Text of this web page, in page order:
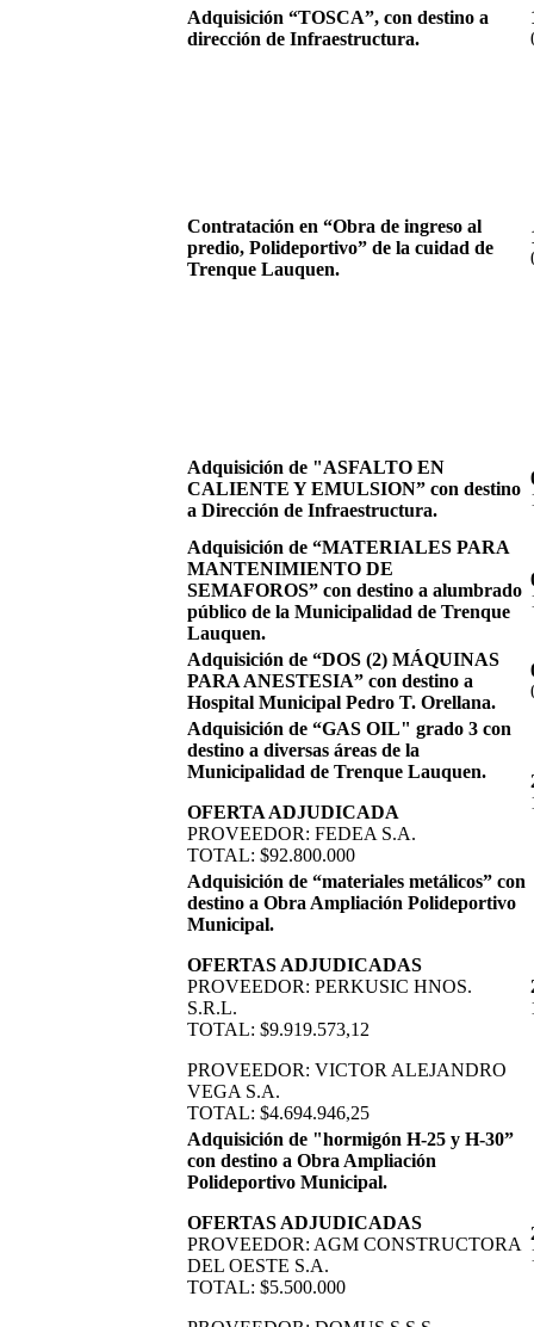
Adquisición “TOSCA”, con destino a
dirección de Infraestructura.
Contratación en “Obra de ingreso al
predio, Polideportivo” de la cuidad de
Trenque Lauquen.
Adquisición de "ASFALTO EN
CALIENTE Y EMULSION” con destino
a Dirección de Infraestructura.
Adquisición de “MATERIALES PARA
MANTENIMIENTO DE
SEMAFOROS” con destino a alumbrado
público de la Municipalidad de Trenque
Lauquen.
Adquisición de “DOS (2) MÁQUINAS
PARA ANESTESIA” con destino a
Hospital Municipal Pedro T. Orellana.
Adquisición de “GAS OIL" grado 3 con
destino a diversas áreas de la
Municipalidad de Trenque Lauquen.
OFERTA ADJUDICADA
PROVEEDOR: FEDEA S.A.
TOTAL: $92.800.000
Adquisición de “materiales metálicos” con
destino a Obra Ampliación Polideportivo
Municipal.
OFERTAS ADJUDICADAS
PROVEEDOR: PERKUSIC HNOS.
S.R.L.
TOTAL: $9.919.573,12
PROVEEDOR: VICTOR ALEJANDRO
VEGA S.A.
TOTAL: $4.694.946,25
Adquisición de "hormigón H-25 y H-30”
con destino a Obra Ampliación
Polideportivo Municipal.
OFERTAS ADJUDICADAS
PROVEEDOR: AGM CONSTRUCTORA
DEL OESTE S.A.
TOTAL: $5.500.000